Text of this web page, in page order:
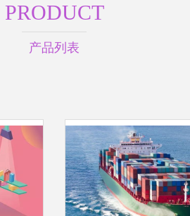
PRODUCT
产品列表